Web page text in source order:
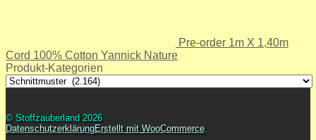
Pre-order 1m X 1,40m
Cord 100% Cotton Yannick Nature
Produkt-Kategorien
© Stoffzauberland 2026
DatenschutzerklärungErstellt mit WooCommerce.